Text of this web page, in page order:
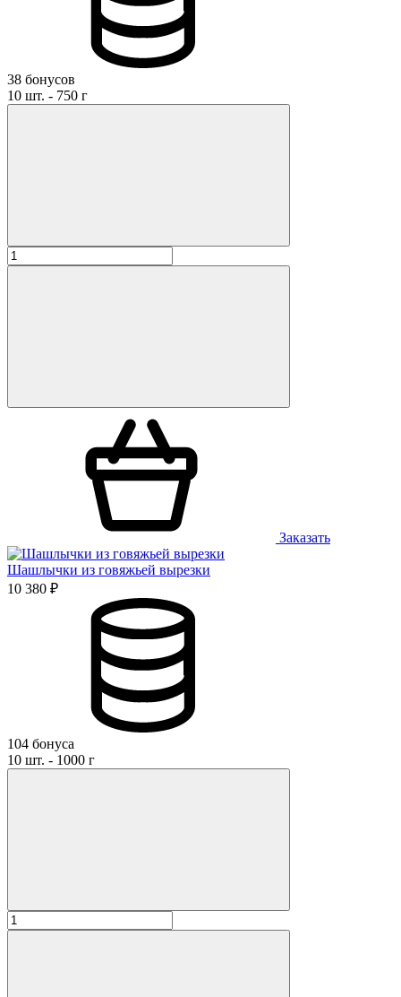
38 бонусов
10 шт. - 750 г
Заказать
Шашлычки из говяжьей вырезки
10 380 ₽
104 бонуса
10 шт. - 1000 г